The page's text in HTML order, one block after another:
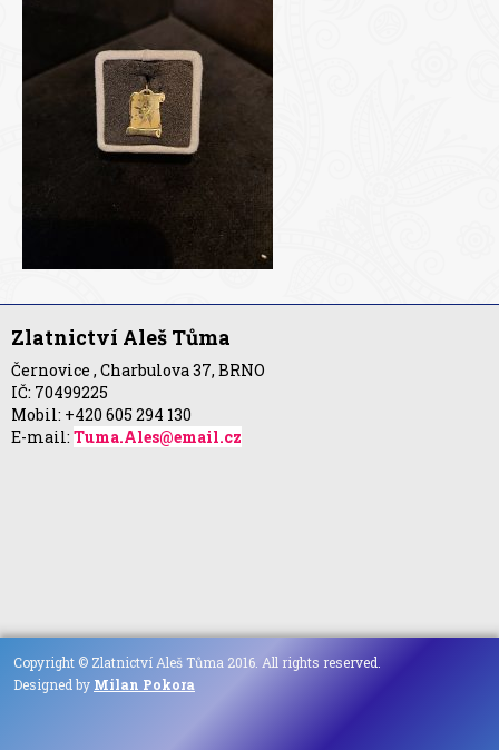
Zlatnictví Aleš Tůma
Černovice , Charbulova 37, BRNO
IČ: 70499225
Mobil: +420 605 294 130
E-mail: Tuma.Ales@email.cz
Copyright © Zlatnictví Aleš Tůma 2016. All rights reserved.
Designed by Milan Pokora